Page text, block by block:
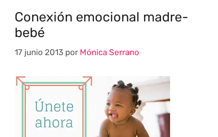
Conexión emocional madre-
bebé
17 junio 2013 por Mónica Serrano